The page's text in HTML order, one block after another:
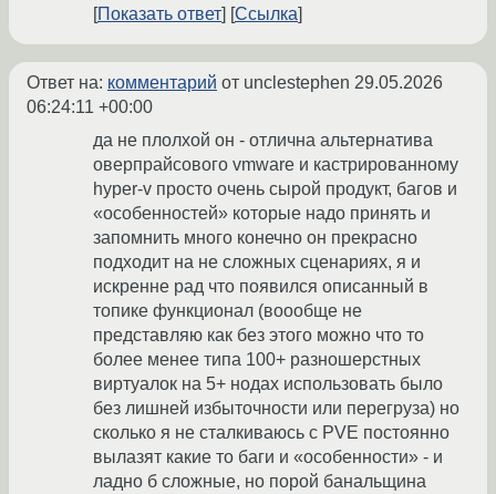
Показать ответ Ссылка
Ответ на: комментарий от unclestephen 29.05.2026
06:24:11 +00:00
да не плолхой он - отлична альтернатива
оверпрайсового vmware и кастрированному
hyper-v просто очень сырой продукт, багов и
«особенностей» которые надо принять и
запомнить много конечно он прекрасно
подходит на не сложных сценариях, я и
искренне рад что появился описанный в
топике функционал (воообще не
представляю как без этого можно что то
более менее типа 100+ разношерстных
виртуалок на 5+ нодах использовать было
без лишней избыточности или перегруза) но
сколько я не сталкиваюсь с PVE постоянно
вылазят какие то баги и «особенности» - и
ладно б сложные, но порой банальщина